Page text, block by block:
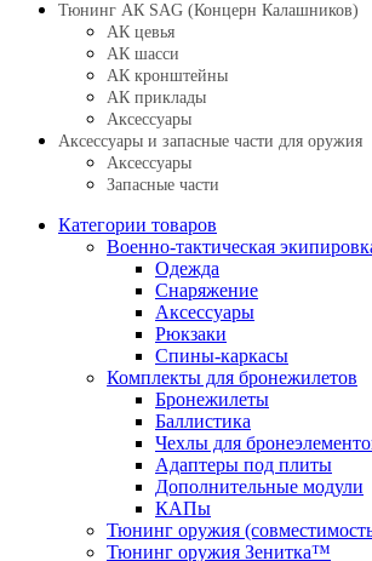
Тюнинг АК SAG (Концерн Калашников)
АК цевья
АК шасси
АК кронштейны
АК приклады
Аксессуары
Аксессуары и запасные части для оружия
Аксессуары
Запасные части
Категории товаров
Военно-тактическая
Одежда
Снаряжение
Аксессуары
Рюкзаки
Спины-каркасы
Комплекты для бронежилетов
Бронежилеты
Баллистика
Чехлы для
Адаптеры под плиты
Дополнительные модули
КАПы
Тюнинг оружия
Тюнинг оружия Зенитка™